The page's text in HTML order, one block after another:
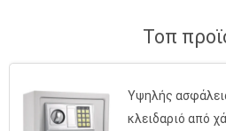
Τοπ
Υψηλής
κλειδαριό από